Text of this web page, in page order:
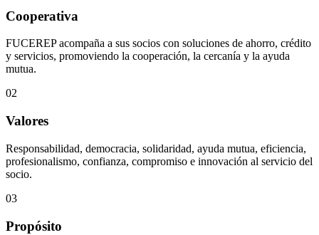
Cooperativa
FUCEREP acompaña a sus socios con soluciones de ahorro, crédito
y servicios, promoviendo la cooperación, la cercanía y la ayuda
mutua.
02
Valores
Responsabilidad, democracia, solidaridad, ayuda mutua, eficiencia,
profesionalismo, confianza, compromiso e innovación al servicio del
socio.
03
Propósito